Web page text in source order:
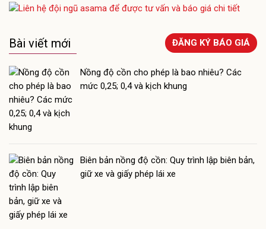
Bài viết mới ĐĂNG KÝ BÁO GIÁ
Nồng độ cồn cho phép là bao nhiêu? Các
mức 0,25; 0,4 và kịch khung
Biên bản nồng độ cồn: Quy trình lập biên bản,
giữ xe và giấy phép lái xe